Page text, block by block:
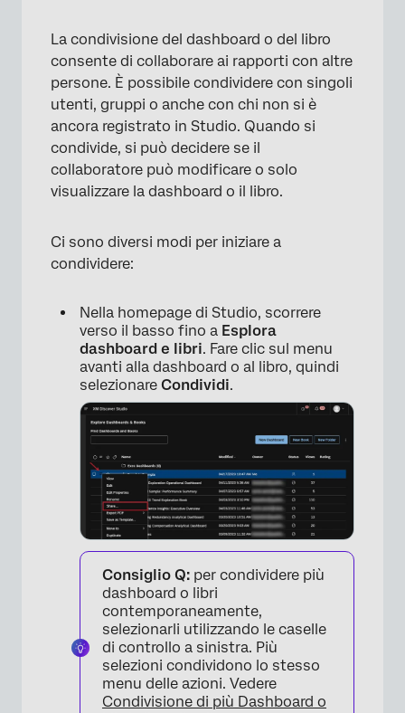
Condivisione di Dashboard vs. Condivisione
di Dashboard vs. Condivisione di Dashboard
vs. Condivisione di Dashboard vs.
Condivisione di Dashboard vs. Condivisione
di Dashboard vs. Condivisione di Dashboard
vs. Condivisione di Dashboard vs.
Condivisione di Dashboard. Condivisione del
libro
volta
Modifica del Dashboard con altri utenti
FAQs
La condivisione del dashboard o del libro
consente di collaborare ai rapporti con altre
persone. È possibile condividere con singoli
utenti, gruppi o anche con chi non si è
ancora registrato in Studio. Quando si
condivide, si può decidere se il
collaboratore può modificare o solo
visualizzare la dashboard o il libro.
Ci sono diversi modi per iniziare a
condividere:
Nella homepage di Studio, scorrere
verso il basso fino a Esplora
dashboard e libri. Fare clic sul menu
avanti alla dashboard o al libro, quindi
selezionare Condividi.
Consiglio Q: per condividere più
dashboard o libri
contemporaneamente,
selezionarli utilizzando le caselle
di controllo a sinistra. Più
selezioni condividono lo stesso
menu delle azioni. Vedere
Condivisione di più Dashboard o